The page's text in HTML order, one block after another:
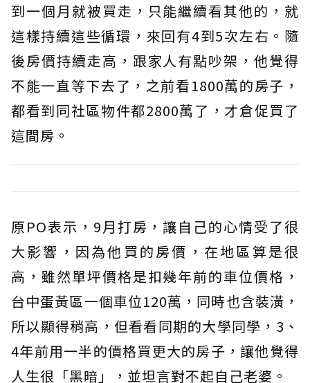
到一個月就被買走，只能繼續看其他的，就
這樣持續這些循環，來回有4到5次左右。隨
後房價持續走高，跟家人有點吵架，他覺得
不能一直等下去了，之前看1800萬的房子，
都看到同社區物件都2800萬了，才倉促買了
這間房。
原PO表示，9月打房，讓自己的心情受了很
大影響，因為他買的房價，在地區算是很
高，雖然單坪價格是扣幾年前的車位價格，
台中蛋黃區一個車位120萬，同時也含裝潢，
所以顯得稍高，但看看同期的大學同學，3、
4年前用一半的價格買更大的房子，讓他覺得
人生很「黑暗」，並坦言對不起自己老婆。